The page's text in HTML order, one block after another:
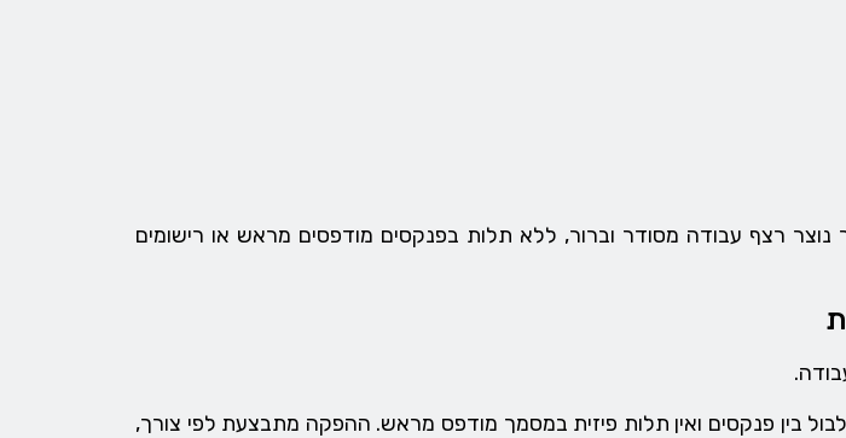
רצף עבודה מסודר וברור, ללא תלות בפנקסים מודפסים מראש או רישומים
בין פנקסים ואין תלות פיזית במסמך מודפס מראש. ההפקה מתבצעת לפי צורך,